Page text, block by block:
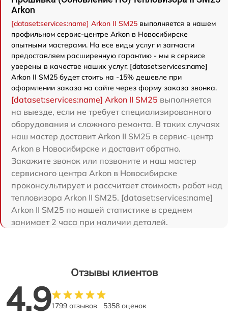
Arkon
[dataset:services:name] Arkon II SM25 выполняется в нашем
профильном сервис-центре Arkon в Новосибирске
опытными мастерами. На все виды услуг и запчасти
предоставляем расширенную гарантию - мы в сервисе
уверены в качестве наших услуг. [dataset:services:name]
Arkon II SM25 будет стоить на -15% дешевле при
оформлении заказа на сайте через форму заказа звонка.
[dataset:services:name] Arkon II SM25 выполняется
на выезде, если не требует специализированного
оборудования и сложного ремонта. В таких случаях
наш мастер доставит Arkon II SM25 в сервис-центр
Arkon в Новосибирске и доставит обратно.
Закажите звонок или позвоните и наш мастер
сервисного центра Arkon в Новосибирске
проконсультирует и рассчитает стоимость работ над
тепловизора Arkon II SM25. [dataset:services:name]
Arkon II SM25 по нашей статистике в среднем
занимает 2 часа при наличии деталей.
Отзывы клиентов
4.91799 отзывов 5358 оценок